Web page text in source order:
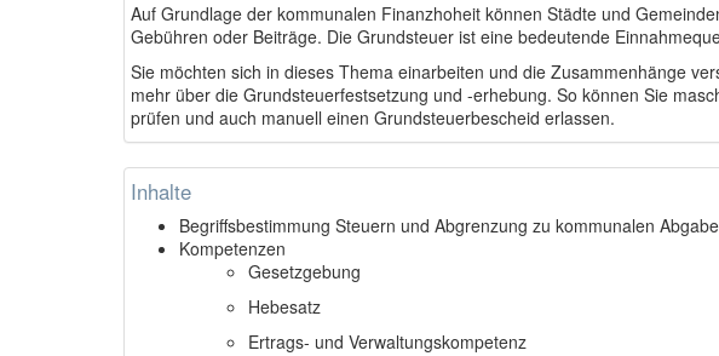
Auf Grundlage der kommunalen Finanzhoheit können Städte und
Gebühren oder Beiträge. Die Grundsteuer ist eine bedeutende
Sie möchten sich in dieses Thema einarbeiten und die Zusammenhänge
mehr über die Grundsteuerfestsetzung und -erhebung. So können Sie
prüfen und auch manuell einen Grundsteuerbescheid erlassen.
Inhalte
Begriffsbestimmung Steuern und Abgrenzung zu kommunalen
Kompetenzen
Gesetzgebung
Hebesatz
Ertrags- und Verwaltungskompetenz